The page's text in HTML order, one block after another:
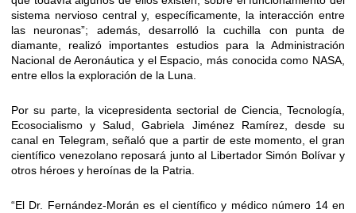
sistema nervioso central y, específicamente, la interacción entre
las neuronas”; además, desarrolló la cuchilla con punta de
diamante, realizó importantes estudios para la Administración
Nacional de Aeronáutica y el Espacio, más conocida como NASA,
entre ellos la exploración de la Luna.
Por su parte, la vicepresidenta sectorial de Ciencia, Tecnología,
Ecosocialismo y Salud, Gabriela Jiménez Ramírez, desde su
canal en Telegram, señaló que a partir de este momento, el gran
científico venezolano reposará junto al Libertador Simón Bolívar y
otros héroes y heroínas de la Patria.
“El Dr. Fernández-Morán es el científico y médico número 14 en